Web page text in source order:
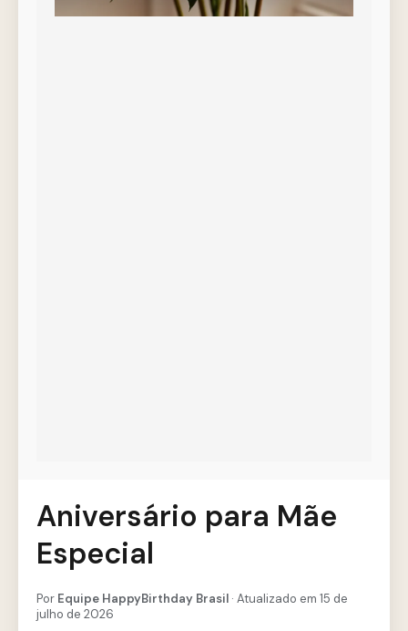
Aniversário para Mãe
Especial
Por Equipe HappyBirthday Brasil · Atualizado em 15 de
julho de 2026